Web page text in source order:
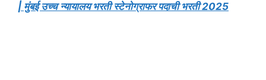
| मुंबई उच्च न्यायालय भरती स्टेनोग्राफर पदाची भरती 2025